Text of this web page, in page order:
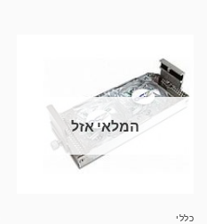
המלאי אזל
כללי